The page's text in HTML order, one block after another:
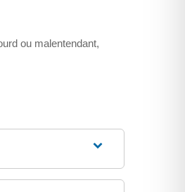
ou malentendant,